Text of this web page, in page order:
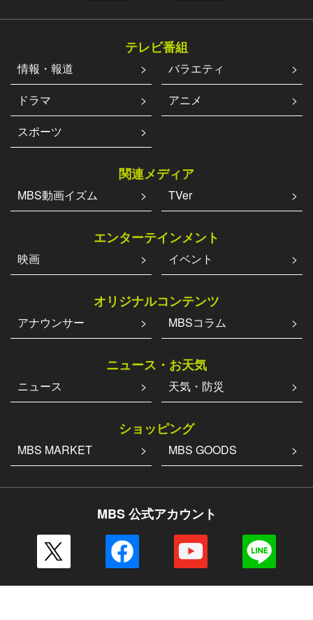
テレビ番組
情報・報道
バラエティ
ドラマ
アニメ
スポーツ
関連メディア
MBS動画イズム TVer
エンターテインメント
映画 イベント
オリジナルコンテンツ
アナウンサー MBSコラム
ニュース・お天気
ニュース 天気・防災
ショッピング
MBS MARKET MBS GOODS
MBS 公式アカウント